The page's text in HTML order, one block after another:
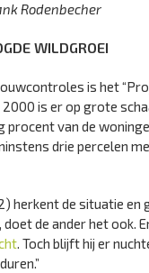
Rodenbecher
WILDGROEI
is het
is er op grote
van de
drie percelen
herkent de situatie
de ander het ook.
. Toch blijft hij er